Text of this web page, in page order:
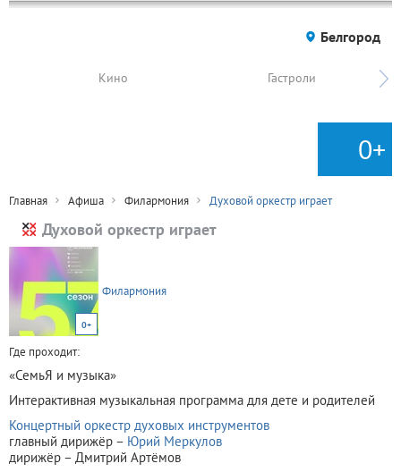
Белгород
Кино Гастроли
0+
Главная Афиша Филармония Духовой оркестр играет
Духовой оркестр играет
0+
Филармония
Где проходит:
«СемьЯ и музыка»
Интерактивная музыкальная программа для дете и родителей
Концертный оркестр духовых инструментов
главный дирижёр – Юрий Меркулов
дирижёр – Дмитрий Артёмов